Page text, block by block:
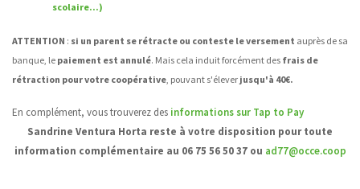
scolaire...)
ATTENTION : si un parent se rétracte ou conteste le versement auprès de sa
banque, le paiement est annulé. Mais cela induit forcément des frais de
rétraction pour votre coopérative, pouvant s'élever jusqu'à 40€.
En complément, vous trouverez des informations sur Tap to Pay
Sandrine Ventura Horta reste à votre disposition pour toute
information complémentaire au 06 75 56 50 37 ou ad77@occe.coop